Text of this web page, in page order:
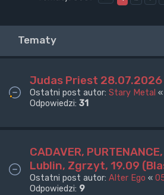
Tematy
Judas Priest 28.07.2026
Ostatni post autor: Stary Metal «
Odpowiedzi: 31
CADAVER,
Lublin, Zgrzyt, 19.09
Ostatni post autor: Alter Ego «
Odpowiedzi: 9